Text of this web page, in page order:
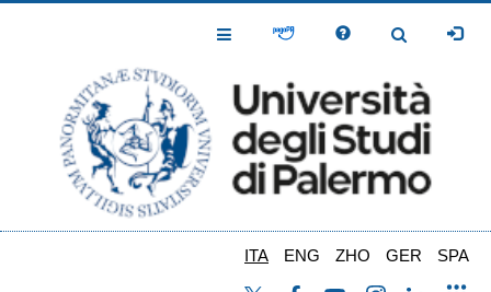
Toggle
Toggle
ITA ENG ZHO GER SPA